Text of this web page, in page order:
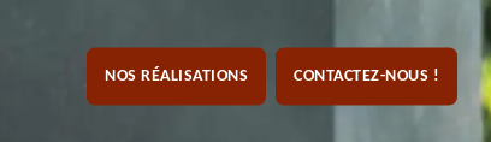
NOS RÉALISATIONS CONTACTEZ-NOUS !